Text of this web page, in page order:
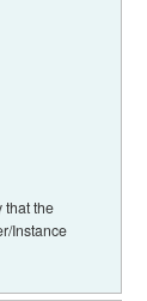
that the
Instance